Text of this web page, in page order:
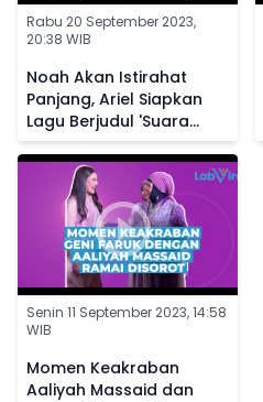
Rabu 20 September 2023,
20:38 WIB
Noah Akan Istirahat
Panjang, Ariel Siapkan
Lagu Berjudul 'Suara
Dalam Kepala' Buat
Penggemar
Senin 11 September 2023, 14:58
WIB
Momen Keakraban
Aaliyah Massaid dan